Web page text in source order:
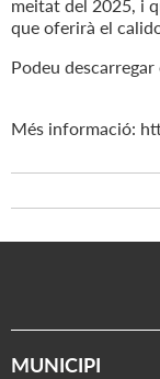
meitat del 2025, i
que oferirà el
Podeu
Més informació:
MUNICIPI